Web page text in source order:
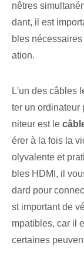
nêtres
dant, il est
bles
ation.
L'un des câbles
ter un ordinateur
niteur est le
érer à la fois la
olyvalente et⁣
bles HDMI, il
dard pour
st important de
mpatibles, car il
certaines